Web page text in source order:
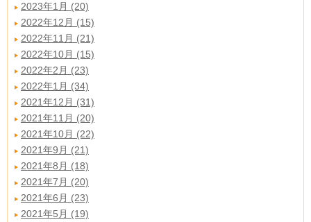
2023年1月 (20)
2022年12月 (15)
2022年11月 (21)
2022年10月 (15)
2022年2月 (23)
2022年1月 (34)
2021年12月 (31)
2021年11月 (20)
2021年10月 (22)
2021年9月 (21)
2021年8月 (18)
2021年7月 (20)
2021年6月 (23)
2021年5月 (19)